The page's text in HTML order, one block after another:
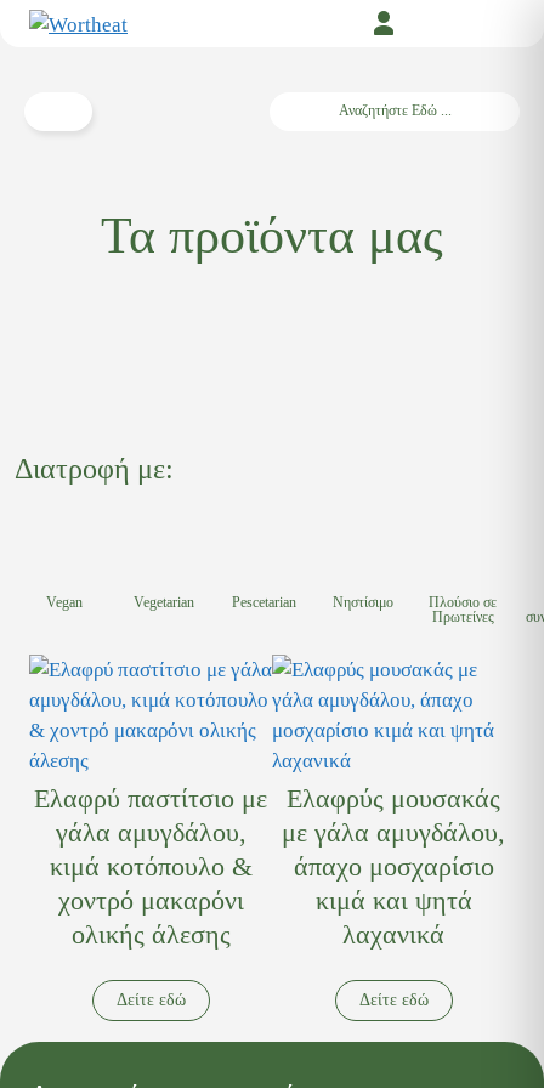
Μετάβαση
Search
Τα προϊόντα μας
Διατροφή με:
Vegan Vegetarian Pescetarian Νηστίσιμο
Πλούσιο σε
Πρωτείνες
Ελαφρύ παστίτσιο με
γάλα αμυγδάλου,
κιμά κοτόπουλο &
χοντρό μακαρόνι
ολικής άλεσης
Δείτε εδώ
Ελαφρύς μουσακάς
με γάλα αμυγδάλου,
άπαχο μοσχαρίσιο
κιμά και ψητά
λαχανικά
Δείτε εδώ